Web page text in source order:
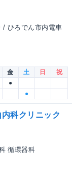
/ ひろでん市内電車
金 土 日
祝
●
●
科クリニック
循環器科